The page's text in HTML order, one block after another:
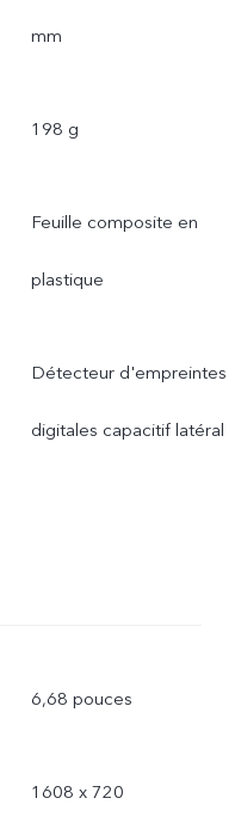
mm
198 g
Feuille composite en
plastique
Détecteur d'empreintes
digitales capacitif latéral
6,68 pouces
1608 x 720